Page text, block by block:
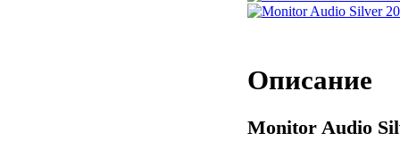
Описание
Monitor Audio